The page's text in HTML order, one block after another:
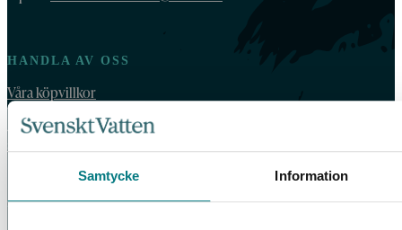
Samtycke Information
HANDLA AV OSS
Våra köpvillkor
For orders outside Sweden and Norway, please order by email: